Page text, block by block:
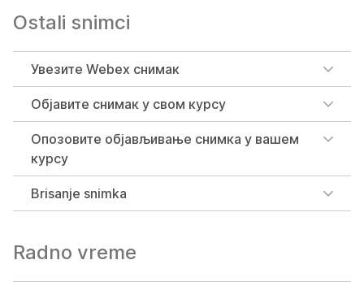
Ostali snimci
Увезите Webex снимак
Објавите снимак у свом курсу
Опозовите објављивање снимка у вашем
курсу
Brisanje snimka
Radno vreme